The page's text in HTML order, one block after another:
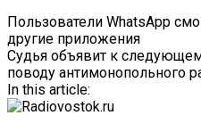
Навигация
По
Записям
Пользователи WhatsApp
другие приложения
Судья объявит к
поводу антимонопольного
In this article: